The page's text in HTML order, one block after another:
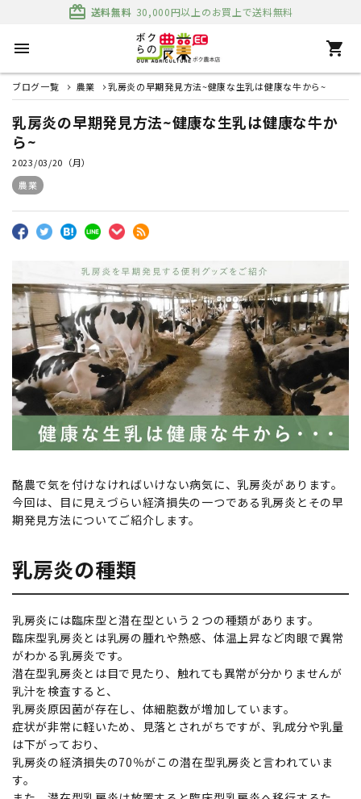
card_giftcard 送料無料 30,000円以上のお買上で送料無料
menu shopping_cart
ブログ一覧 農業 乳房炎の早期発見方法~健康な生乳は健康な牛から~
乳房炎の早期発見方法~健康な生乳は健康な牛か
ら~
2023/03/20（月）
農業
酪農で気を付けなければいけない病気に、乳房炎があります。
今回は、目に見えづらい経済損失の一つである乳房炎とその早
期発見方法についてご紹介します。
乳房炎の種類
乳房炎には臨床型と潜在型という２つの種類があります。
臨床型乳房炎とは乳房の腫れや熱感、体温上昇など肉眼で異常
がわかる乳房炎です。
潜在型乳房炎とは目で見たり、触れても異常が分かりませんが
乳汁を検査すると、
乳房炎原因菌が存在し、体細胞数が増加しています。
症状が非常に軽いため、見落とされがちですが、乳成分や乳量
は下がっており、
乳房炎の経済損失の70％がこの潜在型乳房炎と言われていま
す。